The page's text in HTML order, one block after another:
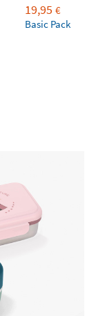
19,95 €
Basic Pack